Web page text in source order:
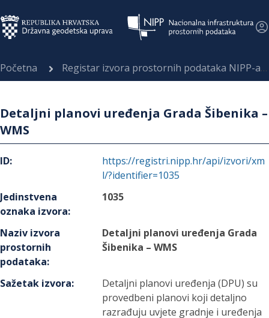
Početna Registar izvora prostornih podataka NIPP-a
Detaljni planovi uređenja Grada Šibenika –
WMS
ID:
https://registri.nipp.hr/api/izvori/xm
l/?identifier=1035
Jedinstvena
oznaka izvora:
1035
Naziv izvora
prostornih
podataka:
Detaljni planovi uređenja Grada
Šibenika – WMS
Sažetak izvora:
Detaljni planovi uređenja (DPU) su
provedbeni planovi koji detaljno
razrađuju uvjete gradnje i uređenja